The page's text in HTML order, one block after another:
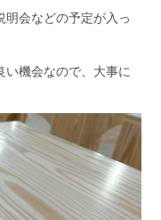
会などの予定が入っ
い機会なので、大事に